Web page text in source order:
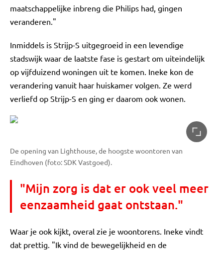
maatschappelijke inbreng die Philips had, gingen
veranderen."
Inmiddels is Strijp-S uitgegroeid in een levendige
stadswijk waar de laatste fase is gestart om uiteindelijk
op vijfduizend woningen uit te komen. Ineke kon de
verandering vanuit haar huiskamer volgen. Ze werd
verliefd op Strijp-S en ging er daarom ook wonen.
De opening van Lighthouse, de hoogste woontoren van
Eindhoven (foto: SDK Vastgoed).
"Mijn zorg is dat er ook veel meer
eenzaamheid gaat ontstaan."
Waar je ook kijkt, overal zie je woontorens. Ineke vindt
dat prettig. "Ik vind de bewegelijkheid en de